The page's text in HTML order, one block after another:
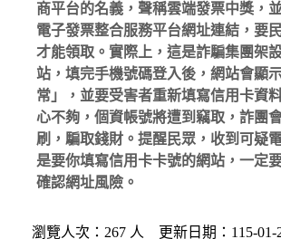
商平台的名義，聲稱雲端發票中獎，
電子發票整合服務平台網址連結，要
才能領取。實際上，這是詐騙集團架
站，填完手機號碼登入後，網站會顯
常」，並要受害者重新填寫信用卡資
心不夠，個資帳號將遭到竊取，詐團
刷，騙取錢財。提醒民眾，收到可疑
是要你填寫信用卡卡號的網站，一定
確認網址風險。
瀏覽人次：267 人 更新日期：115-01-